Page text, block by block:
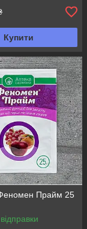
Купити
Прайм 25